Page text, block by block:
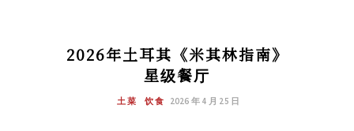
2026年土耳其《米其林指南》
星级餐厅
土菜 饮食 2026 年 4 月 25 日